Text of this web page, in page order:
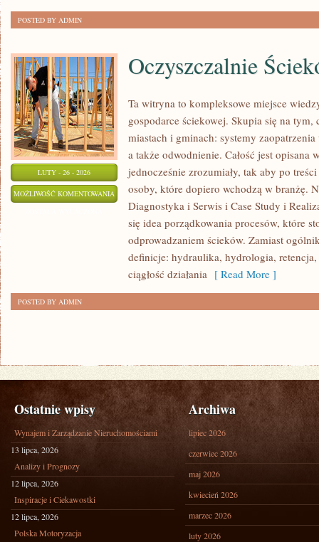
POSTED BY ADMIN
LUTY - 26 - 2026
MOŻLIWOŚĆ KOMENTOWANIA OCZYSZCZALNIE
ŚCIEKÓW
Oczyszczalnie
Ta witryna to kompleksowe miejsce
gospodarce ściekowej. Skupia się na
miastach i gminach: systemy
a także odwodnienie. Całość jest opisana
jednocześnie zrozumiały, tak aby po
osoby, które dopiero wchodzą w branżę.
Diagnostyka i Serwis i Case Study i
się idea porządkowania procesów, które
odprowadzaniem ścieków. Zamiast
definicje: hydraulika, hydrologia,
ciągłość działania [ Read More ]
POSTED BY ADMIN
Ostatnie wpisy
Wynajem i Zarządzanie Nieruchomościami
13 lipca, 2026
Analizy i Prognozy
12 lipca, 2026
Inspiracje i Ciekawostki
12 lipca, 2026
Polska Motoryzacja
Archiwa
lipiec 2026
czerwiec 2026
maj 2026
kwiecień 2026
marzec 2026
luty 2026